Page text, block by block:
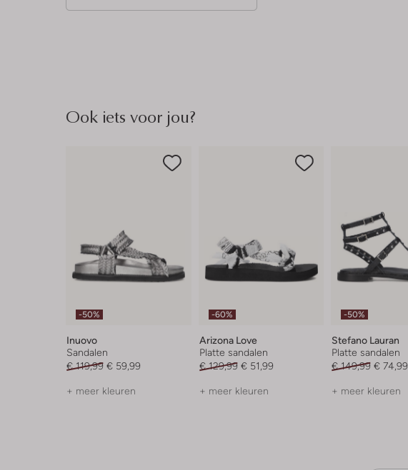
Ook iets voor jou?
-50%
Inuovo
Sandalen
€ 119,99 € 59,99
+ meer kleuren
-60%
Arizona Love
Platte sandalen
€ 129,99 € 51,99
+ meer kleuren
-50%
Stefano Lauran
Platte sandalen
€ 149,99 € 74,99
+ meer kleuren